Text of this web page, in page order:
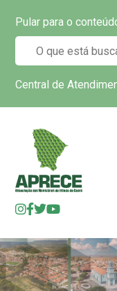
Pular para o
Central de